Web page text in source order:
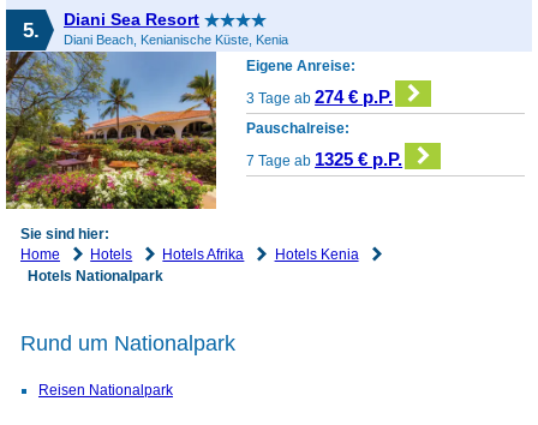
5. Diani Sea Resort
Diani Beach, Kenianische Küste, Kenia
Eigene Anreise:
3 Tage ab274 € p.P.
Pauschalreise:
7 Tage ab 1325 € p.P.
Sie sind hier:
Home
Hotels Hotels Afrika
Hotels Kenia
Hotels Nationalpark
Rund um Nationalpark
Reisen Nationalpark